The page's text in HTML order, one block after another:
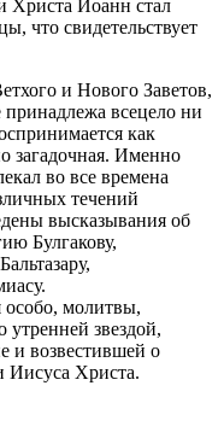
Иоанн стал
что свидетельствует
и Нового Заветов,
всецело ни
как
загадочная. Именно
во все времена
течений
высказывания об
Булгакову,
особо, молитвы,
звездой,
и возвестившей о
Иисуса Христа.